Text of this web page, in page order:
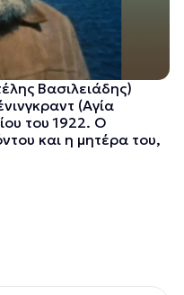
Βασιλειάδης)
(Αγία
του 1922. Ο
και η μητέρα του,